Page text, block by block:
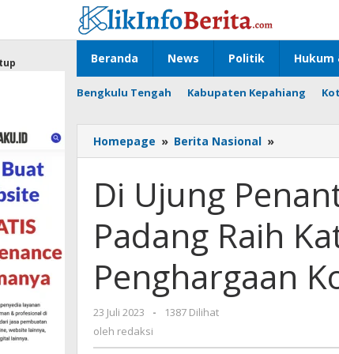
konten
Beranda News Politik Hukum
Bengkulu Tengah Kabupaten Kepahiang
Homepage » Berita Nasional »
Ujung
Nindya,
Kota
Padang
Raih
Utama
Di Ujung
Padang Raih
Penghargaan
23 Juli 2023
oleh
redaksi
-
1387 Dilihat
oleh redaksi